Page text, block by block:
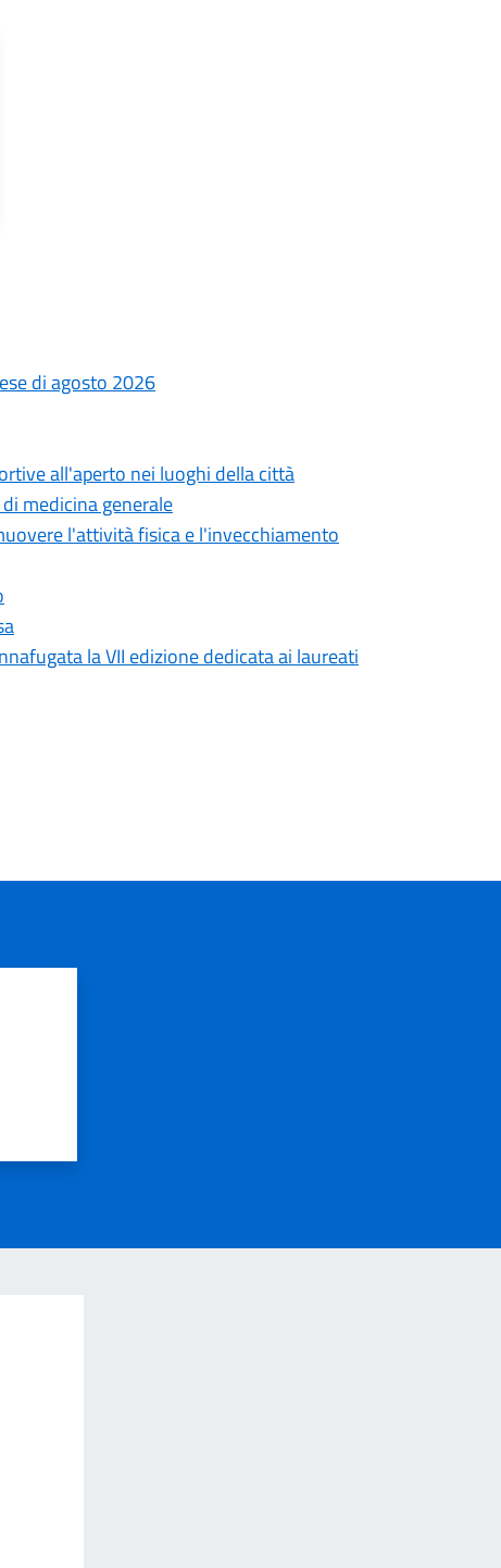
di agosto 2026
all'aperto nei luoghi della città
medicina generale
l'attività fisica e l'invecchiamento
la VII edizione dedicata ai laureati